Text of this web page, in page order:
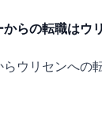
からの転職はウ
ウリセンへの